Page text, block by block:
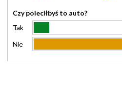
Czy poleciłbyś to auto?
Tak
Nie